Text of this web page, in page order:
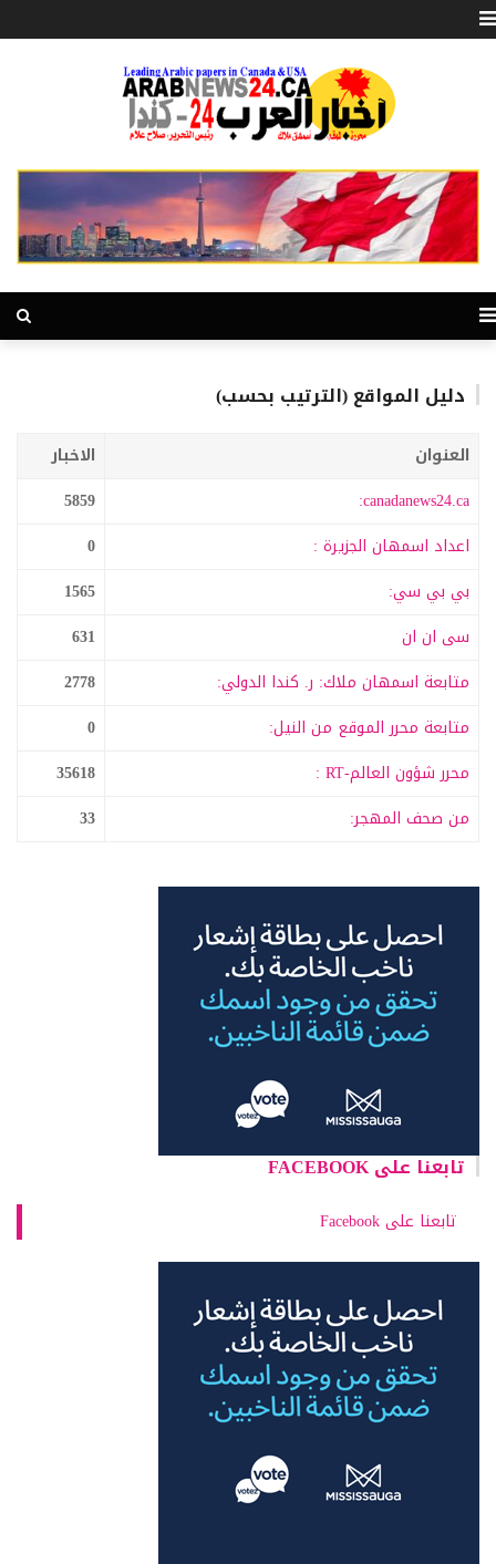
دليل المواقع (الترتيب بحسب)
العنوان
الاخبار
canadanews24.ca:
5859
اعداد اسمهان الجزيرة :
0
بي بي سي:
1565
سى ان ان
631
متابعة اسمهان ملاك: ر. كندا الدولي:
2778
متابعة محرر الموقع من النيل:
0
محرر شؤون العالم-RT :
35618
من صحف المهجر:
33
تابعنا على FACEBOOK
تابعنا على Facebook